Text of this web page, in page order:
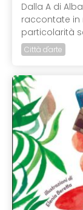
Dalla A di
raccontate in
particolarità
Città d'arte